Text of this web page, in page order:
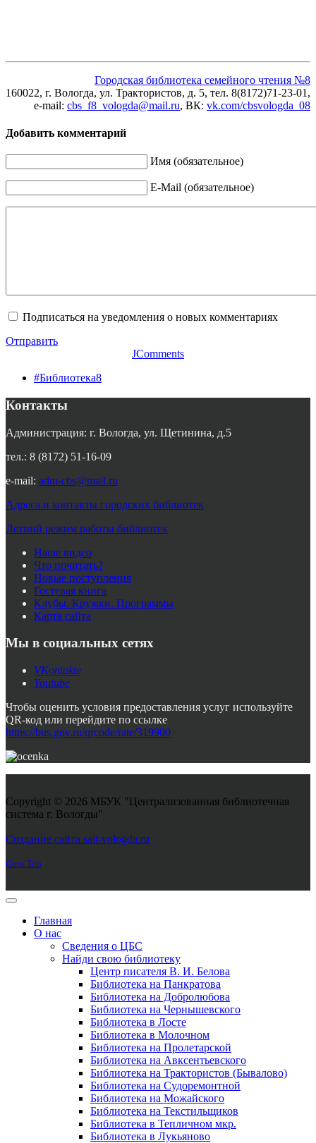
Городская библиотека семейного чтения №8
160022, г. Вологда, ул. Трактористов, д. 5, тел. 8(8172)71-23-01,
e-mail: cbs_f8_vologda@mail.ru, ВК: vk.com/cbsvologda_08
Добавить комментарий
Имя (обязательное)
E-Mail (обязательное)
Подписаться на уведомления о новых комментариях
Отправить
JComments
#Библиотека8
Контакты
Администрация: г. Вологда, ул. Щетинина, д.5
тел.: 8 (8172) 51-16-09
e-mail: adm-cbs@mail.ru
Адреса и контакты городских библиотек
Летний режим работы библиотек
Наше видео
Что почитать?
Новые поступления
Гостевая книга
Клубы. Кружки. Программы
Карта сайта
Мы в социальных сетях
VKontakte
Youtube
Чтобы оценить условия предоставления услуг используйте
QR-код или перейдите по ссылке
https://bus.gov.ru/qrcode/rate/319900
Copyright © 2026 МБУК "Централизованная библиотечная
система г. Вологды"
Создание сайта sait-vologda.ru
Goto Top
Главная
О нас
Сведения о ЦБС
Найди свою библиотеку
Центр писателя В. И. Белова
Библиотека на Панкратова
Библиотека на Добролюбова
Библиотека на Чернышевского
Библиотека в Лосте
Библиотека в Молочном
Библиотека на Пролетарской
Библиотека на Авксентьевского
Библиотека на Трактористов (Бывалово)
Библиотека на Судоремонтной
Библиотека на Можайского
Библиотека на Текстильщиков
Библиотека в Тепличном мкр.
Библиотека в Лукьяново